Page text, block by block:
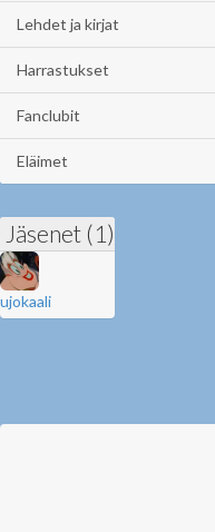
Lehdet ja kirjat
Harrastukset
Fanclubit
Eläimet
Jäsenet (1)
ujokaali